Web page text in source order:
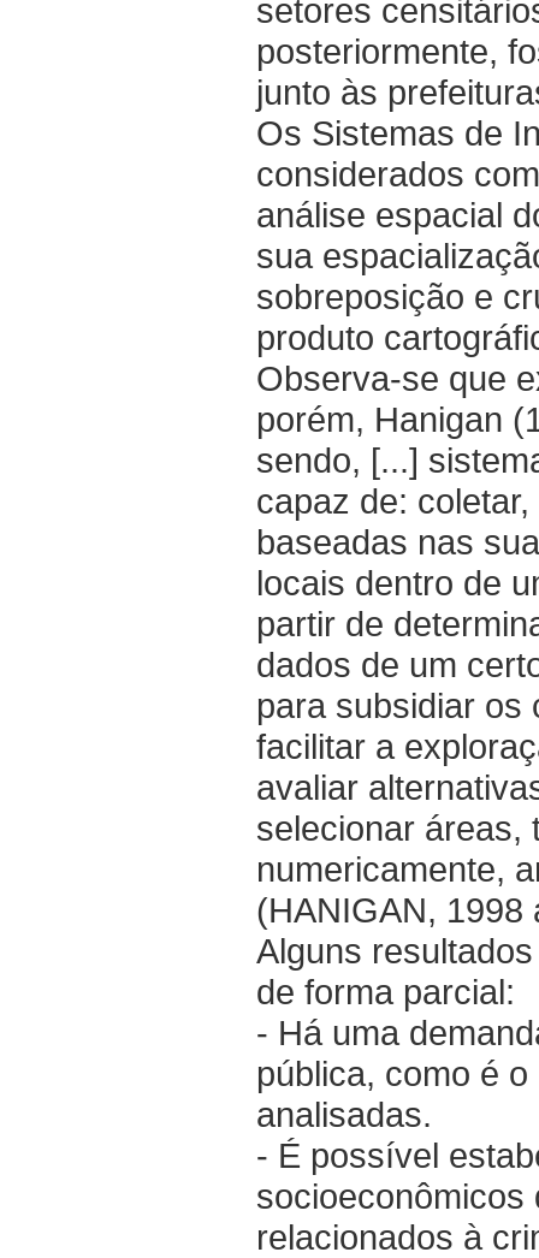
setores
posteriormente,
junto às
Os Sistemas de
considerados
análise espacial
sua
sobreposição e
produto
Observa-se que
porém, Hanigan
sendo, [...]
capaz de:
baseadas nas
locais dentro de
partir de
dados de um
para subsidiar os
facilitar a
avaliar
selecionar áreas,
numericamente,
(HANIGAN, 1998
Alguns
de forma parcial:
- Há uma
pública, como é
analisadas.
- É possível
socioeconômicos
relacionados à